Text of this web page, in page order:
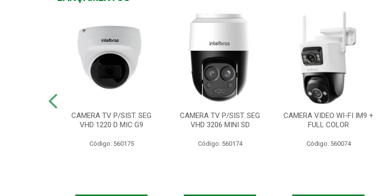
CAMERA TV P/SIST. SEG
VHD 1220 D MIC G9
Código: 560175
CAMERA TV P/SIST. SEG
VHD 3206 MINI SD
Código: 560174
CAMERA VIDEO WI-FI IM9 +
FULL COLOR
Código: 560074